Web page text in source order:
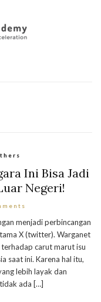
Ini Bisa Jadi
Negeri!
menjadi perbincangan
X (twitter). Warganet
carut marut isu
saat ini. Karena hal itu,
lebih layak dan
ada […]